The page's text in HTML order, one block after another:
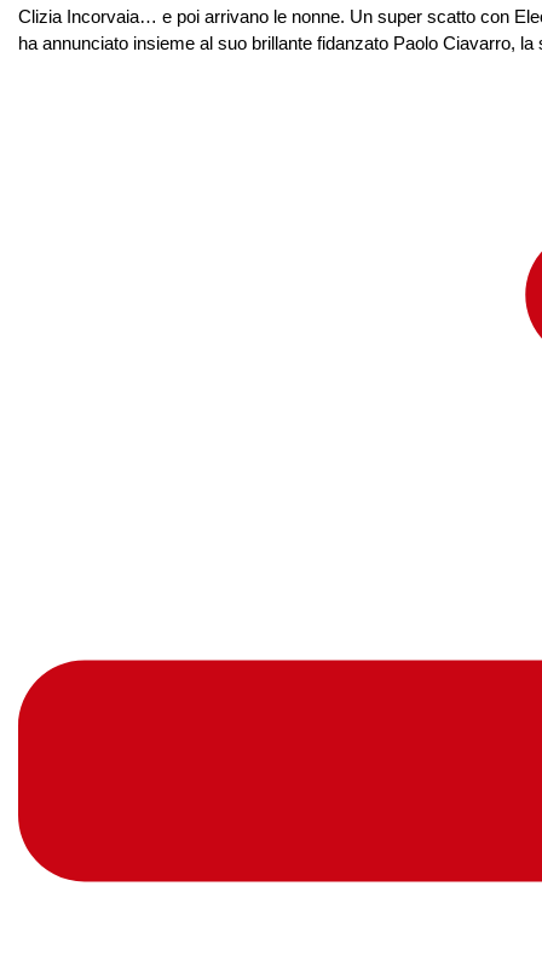
Clizia Incorvaia… e poi arrivano le nonne. Un super scatto con
ha annunciato insieme al suo brillante fidanzato Paolo Ciavarro,